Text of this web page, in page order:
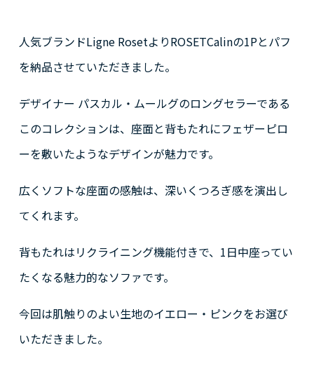
人気ブランドLigne RosetよりROSETCalinの1Pとパフ
を納品させていただきました。
デザイナー パスカル・ムールグのロングセラーである
このコレクションは、座面と背もたれにフェザーピロ
ーを敷いたようなデザインが魅力です。
広くソフトな座面の感触は、深いくつろぎ感を演出し
てくれます。
背もたれはリクライニング機能付きで、1日中座ってい
たくなる魅力的なソファです。
今回は肌触りのよい生地のイエロー・ピンクをお選び
いただきました。